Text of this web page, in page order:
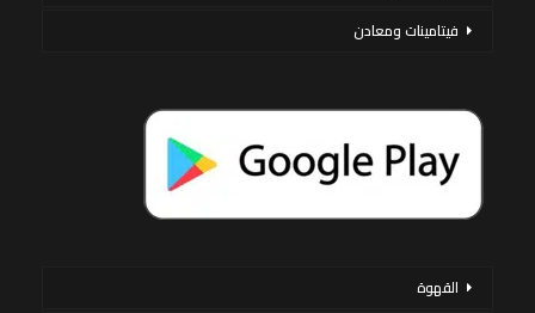
فيتامينات ومعادن
القهوة